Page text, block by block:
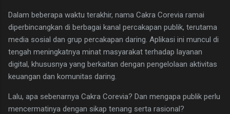
Dalam beberapa waktu terakhir, nama Cakra Corevia ramai
diperbincangkan di berbagai kanal percakapan publik, terutama
media sosial dan grup percakapan daring. Aplikasi ini muncul di
tengah meningkatnya minat masyarakat terhadap layanan
digital, khususnya yang berkaitan dengan pengelolaan aktivitas
keuangan dan komunitas daring.
Lalu, apa sebenarnya Cakra Corevia? Dan mengapa publik perlu
mencermatinya dengan sikap tenang serta rasional?